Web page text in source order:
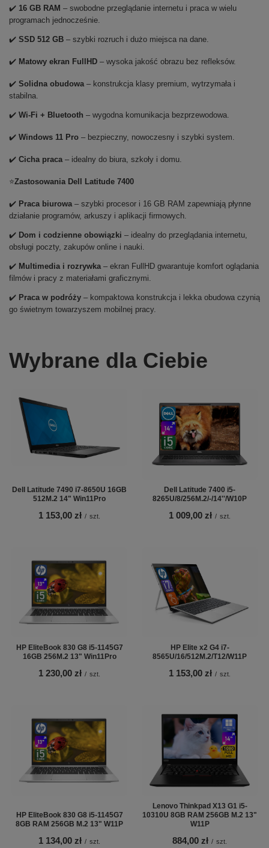
✔️ 16 GB RAM – swobodne przeglądanie internetu i praca w wielu
programach jednocześnie.
✔️ SSD 512 GB – szybki rozruch i dużo miejsca na dane.
✔️ Matowy ekran FullHD – wysoka jakość obrazu bez refleksów.
✔️ Solidna obudowa – konstrukcja klasy premium, wytrzymała i
stabilna.
✔️ Wi-Fi + Bluetooth – wygodna komunikacja bezprzewodowa.
✔️ Windows 11 Pro – bezpieczny, nowoczesny i szybki system.
✔️ Cicha praca – idealny do biura, szkoły i domu.
⭐Zastosowania Dell Latitude 7400
✔️ Praca biurowa – szybki procesor i 16 GB RAM zapewniają płynne
działanie programów, arkuszy i aplikacji firmowych.
✔️ Dom i codzienne obowiązki – idealny do przeglądania internetu,
obsługi poczty, zakupów online i nauki.
✔️ Multimedia i rozrywka – ekran FullHD gwarantuje komfort oglądania
filmów i pracy z materiałami graficznymi.
✔️ Praca w podróży – kompaktowa konstrukcja i lekka obudowa czynią
go świetnym towarzyszem mobilnej pracy.
Wybrane dla Ciebie
Dell Latitude 7490 i7-8650U 16GB
512M.2 14" Win11Pro
1 153,00 zł / szt.
Dell Latitude 7400 i5-
8265U/8/256M.2/-/14''/W10P
1 009,00 zł / szt.
HP EliteBook 830 G8 i5-1145G7
16GB 256M.2 13" Win11Pro
1 230,00 zł / szt.
HP Elite x2 G4 i7-
8565U/16/512M.2/T12/W11P
1 153,00 zł / szt.
HP EliteBook 830 G8 i5-1145G7
8GB RAM 256GB M.2 13" W11P
1 134,00 zł / szt.
Lenovo Thinkpad X13 G1 i5-
10310U 8GB RAM 256GB M.2 13"
W11P
884,00 zł / szt.